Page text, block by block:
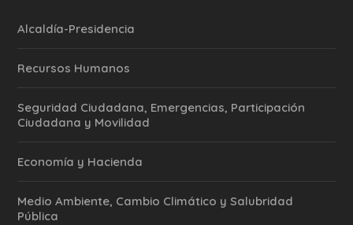
Alcaldía-Presidencia
Recursos Humanos
Seguridad Ciudadana, Emergencias, Participación
Ciudadana y Movilidad
Economía y Hacienda
Medio Ambiente, Cambio Climático y Salubridad
Pública